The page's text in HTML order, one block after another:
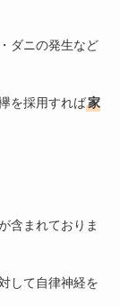
ダニの発生など
を採用すれば家
含まれておりま
して自律神経を